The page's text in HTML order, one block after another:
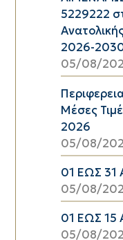
5229222
2026-
05/08/
Μέσες
2026
05/08/
01 ΕΩΣ 31
05/08/
01 ΕΩΣ 15
05/08/